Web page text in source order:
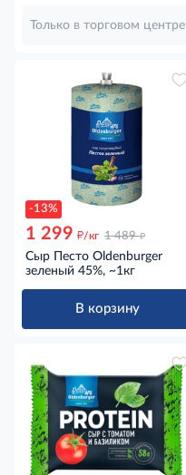
Только в торговом центре
-13%
1 299 д/кг 1 489 д
Сыр Песто Oldenburger
зеленый 45%, ~1кг
В корзину